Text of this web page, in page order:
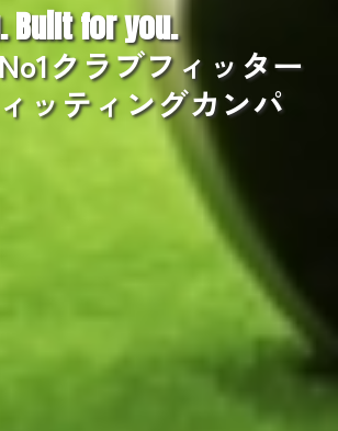
Built for you.
クラブフィッター
ッティングカンパ